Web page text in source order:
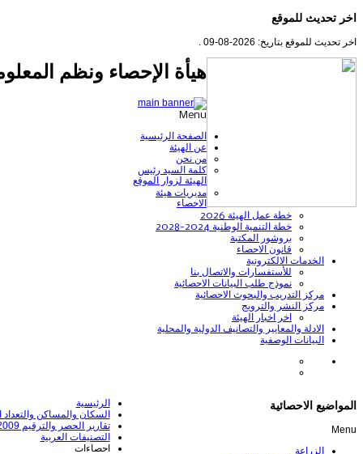
اخر تحديث للموقع
اخر تحديث للموقع بتاريخ: 2026-08-09 .
هيأة الإحصاء ونظم
Menu
الصفحة الرئيسية
عن الهيئة
من نحن
كلمة السيد رئيس
الهيئة لزوار الموقع
مديريات هيئة
الاحصاء
خطة عمل الهيئة 2026
خطة التنمية الوطنية 2024-2028
بروشور المكتبة
قانون الاحصاء
الخدمات الالكترونية
للأستفسارات والاتصال بنا
نموذج طلب البيانات الاحصائية
مركز التدريب والبحوث الاحصائية
مركز النشر والترويج
اخر اخبار الهيئة
الادلة والمعايير والتصانيف الدولية والمحلية
البيانات الوصفية
الرئيسية
السكان والمساكن
تقارير الحصر والترقيم 2009
التصنيفات العربية
احصاءات
المواضيع الاحصائية
Menu
الزراعة